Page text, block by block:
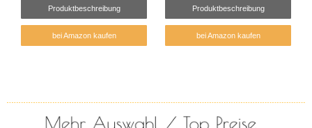
Produktbeschreibung
bei Amazon kaufen
Produktbeschreibung
bei Amazon kaufen